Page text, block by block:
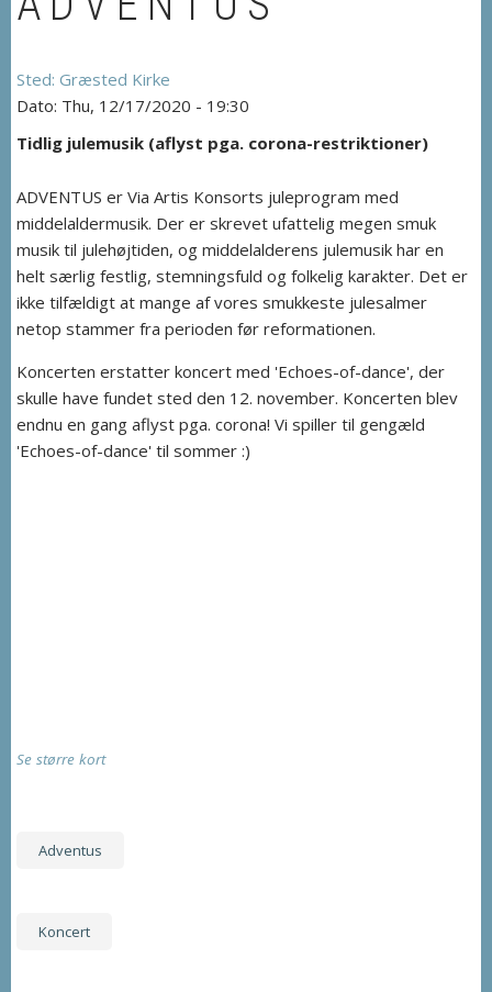
Græsted Kirke
Thu, 12/17/2020 - 19:30
Tidlig julemusik (aflyst pga. corona-restriktioner)
ADVENTUS er Via Artis Konsorts juleprogram med
middelaldermusik. Der er skrevet ufattelig megen smuk
musik til julehøjtiden, og middelalderens julemusik har en
helt særlig festlig, stemningsfuld og folkelig karakter. Det er
ikke tilfældigt at mange af vores smukkeste julesalmer
netop stammer fra perioden før reformationen.
Koncerten erstatter koncert med 'Echoes-of-dance', der
skulle have fundet sted den 12. november. Koncerten blev
endnu en gang aflyst pga. corona! Vi spiller til gengæld
'Echoes-of-dance' til sommer :)
Se større kort
Adventus
Koncert